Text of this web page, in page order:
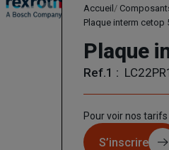
Accueil
Plaque interm cetop
Plaque
Ref.1 :
Pour voir nos
S’inscrire